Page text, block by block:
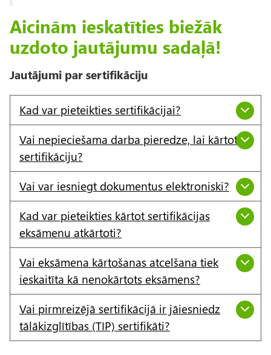
Aicinām ieskatīties biežāk
uzdoto jautājumu sadaļā!
Jautājumi par sertifikāciju
Kad var pieteikties sertifikācijai?
Vai nepieciešama darba pieredze, lai kārtotu
sertifikāciju?
Vai var iesniegt dokumentus elektroniski?
Kad var pieteikties kārtot sertifikācijas
eksāmenu atkārtoti?
Vai eksāmena kārtošanas atcelšana tiek
ieskaitīta kā nenokārtots eksāmens?
Vai pirmreizējā sertifikācijā ir jāiesniedz
tālākizglītības (TIP) sertifikāti?